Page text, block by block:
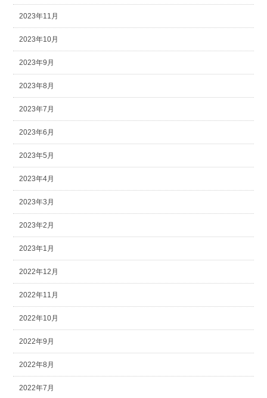
2023年11月
2023年10月
2023年9月
2023年8月
2023年7月
2023年6月
2023年5月
2023年4月
2023年3月
2023年2月
2023年1月
2022年12月
2022年11月
2022年10月
2022年9月
2022年8月
2022年7月